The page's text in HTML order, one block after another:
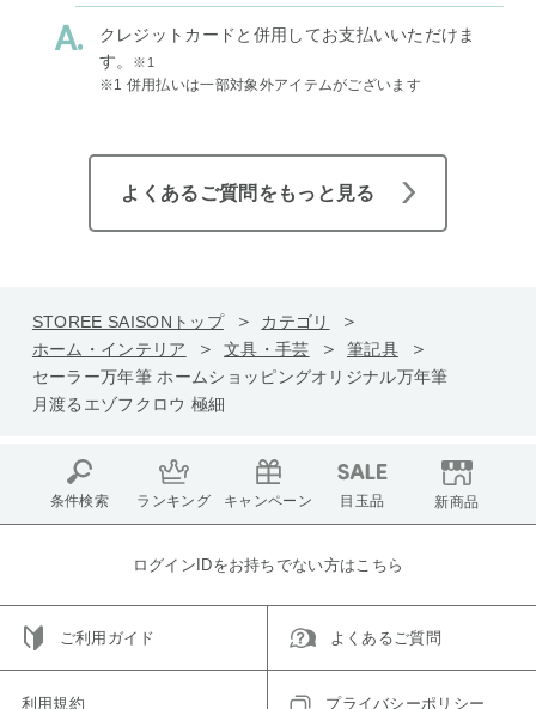
クレジットカードと併用してお支払いいただけま
す。
※1
※1 併用払いは一部対象外アイテムがございます
よくあるご質問をもっと見る
STOREE SAISONトップ
カテゴリ
ホーム・インテリア
文具・手芸
筆記具
セーラー万年筆 ホームショッピングオリジナル万年筆
月渡るエゾフクロウ 極細
条件検索 ランキング キャンペーン 目玉品 新商品
ログインIDをお持ちでない方はこちら
ご利用ガイド よくあるご質問
利用規約 プライバシーポリシー